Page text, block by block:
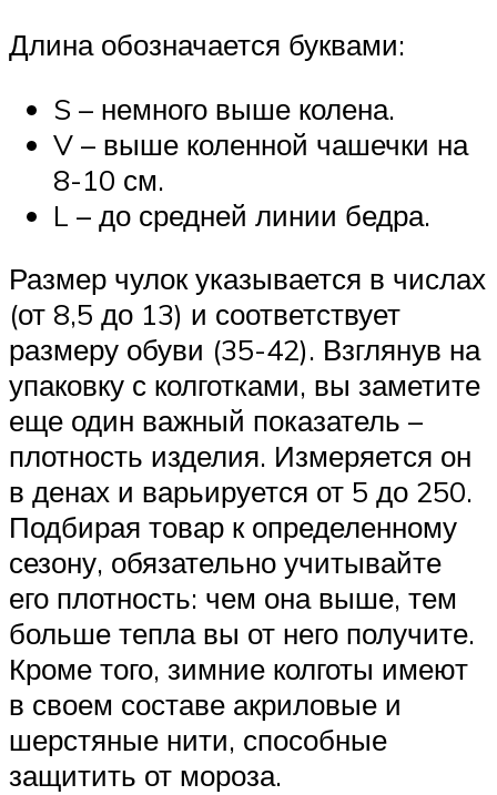
Длина обозначается буквами:
S – немного выше колена.
V – выше коленной чашечки на
8-10 см.
L – до средней линии бедра.
Размер чулок указывается в числах
(от 8,5 до 13) и соответствует
размеру обуви (35-42). Взглянув на
упаковку с колготками, вы заметите
еще один важный показатель –
плотность изделия. Измеряется он
в денах и варьируется от 5 до 250.
Подбирая товар к определенному
сезону, обязательно учитывайте
его плотность: чем она выше, тем
больше тепла вы от него получите.
Кроме того, зимние колготы имеют
в своем составе акриловые и
шерстяные нити, способные
защитить от мороза.